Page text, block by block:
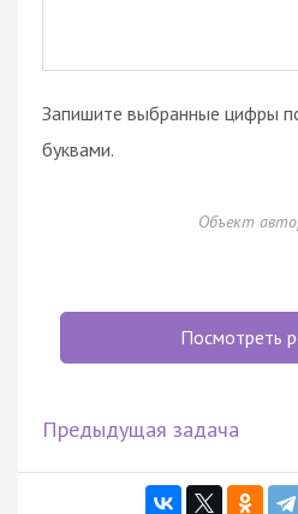
Запишите выбранные цифры
буквами.
Объект
Посмотреть
Предыдущая задача